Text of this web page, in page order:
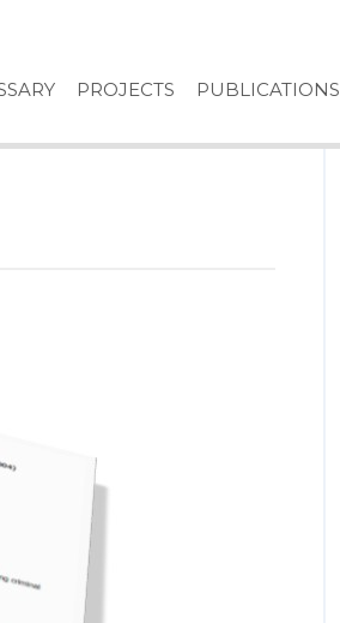
PROJECTS PUBLICATIONS